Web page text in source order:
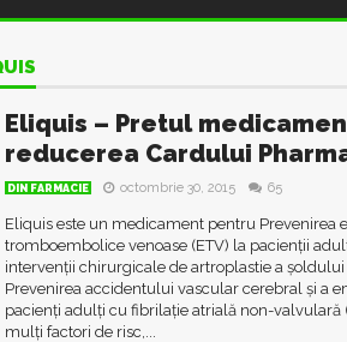
Eliquis – Pretul
reducerea Cardului
DIN FARMACIE octombrie 30, 2015 65
Eliquis este un medicament pentru Prevenirea
tromboembolice venoase (ETV) la pacienţii
intervenţii chirurgicale de artroplastie a
Prevenirea accidentului vascular cerebral şi a
pacienţi adulţi cu fibrilaţie atrială non-valvulară
mulţi factori de risc,...